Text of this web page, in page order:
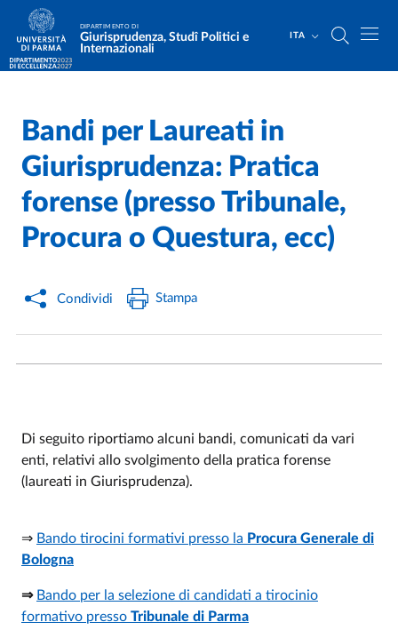
Salta al contenuto principale
Skip to footer
DIPARTIMENTO DI
Giurisprudenza, Studî Politici e
Internazionali
ITA
Home /
Orientamento
Bandi per Laureati in
Giurisprudenza: Pratica
forense (presso Tribunale,
Procura o Questura, ecc)
Condividi Stampa
Di seguito riportiamo alcuni bandi, comunicati da vari
enti, relativi allo svolgimento della pratica forense
(laureati in Giurisprudenza).
⇒ Bando tirocini formativi presso la Procura Generale di
Bologna
⇒ Bando per la selezione di candidati a tirocinio
formativo presso Tribunale di Parma